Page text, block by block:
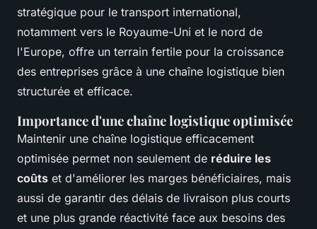
stratégique pour le transport international,
notamment vers le Royaume-Uni et le nord de
l'Europe, offre un terrain fertile pour la croissance
des entreprises grâce à une chaîne logistique bien
structurée et efficace.
Importance d'une chaîne logistique optimisée
Maintenir une chaîne logistique efficacement
optimisée permet non seulement de réduire les
coûts et d'améliorer les marges bénéficiaires, mais
aussi de garantir des délais de livraison plus courts
et une plus grande réactivité face aux besoins des